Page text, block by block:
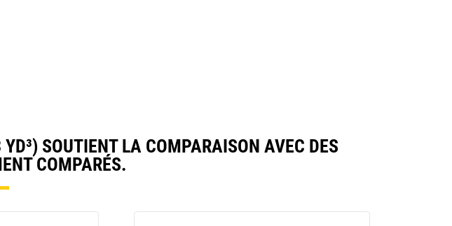
SOUTIENT LA COMPARAISON AVEC DES
COMPARÉS.